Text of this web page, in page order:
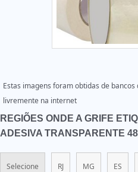
Estas imagens foram obtidas de
livremente na internet
REGIÕES ONDE A GRIFE
ADESIVA TRANSPARENTE
Selecione RJ MG ES